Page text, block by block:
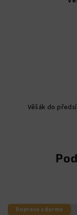
Věšák do
Doprava zdarma